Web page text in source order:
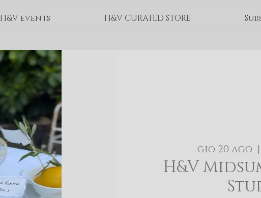
H&V events H&V CURATED STORE
gio 20 ago
  |
H&V